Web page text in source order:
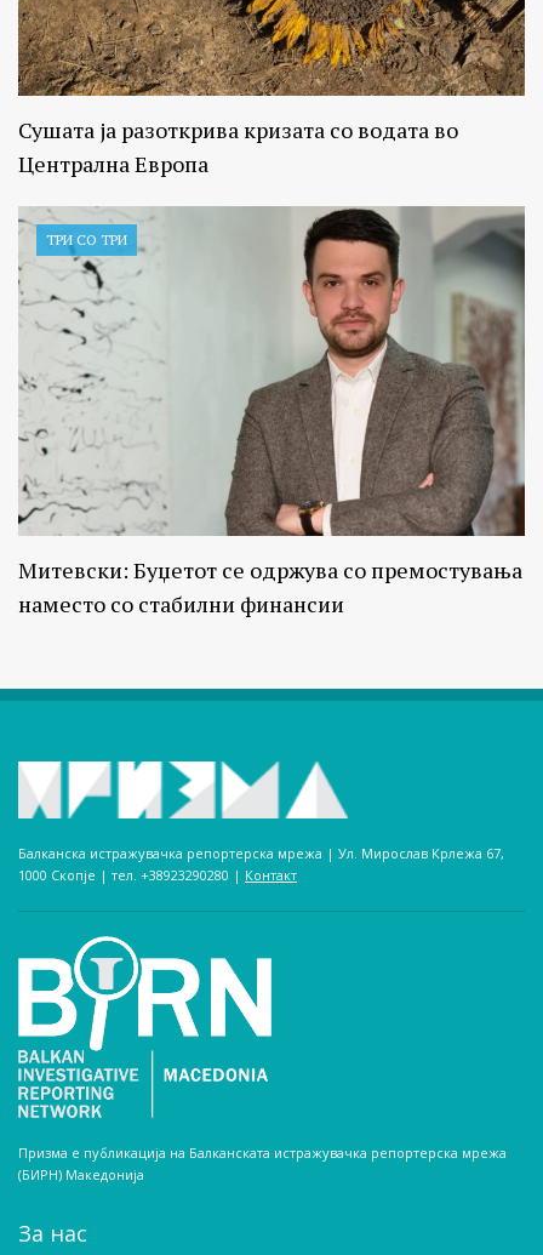
Сушата ја разоткрива кризата со водата во
Централна Европа
ТРИ СО ТРИ
Митевски: Буџетот се одржува со премостувања
наместо со стабилни финансии
Балканска истражувачка репортерска мрежа | Ул. Мирослав Крлежа 67,
1000 Скопје | тел. +38923290280­ | Контакт
Призма е публикација на Балканската истражувачка репортерска мрежа
(БИРН) Македонија
За нас